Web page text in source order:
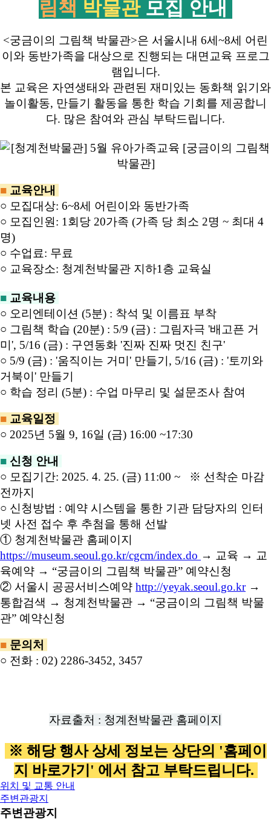
림책 박물관 모집 안내
<궁금이의 그림책 박물관>은 서울시내 6세~8세 어린
이와 동반가족을 대상으로 진행되는 대면교육 프로그
램입니다.
본 교육은 자연생태와 관련된 재미있는 동화책 읽기와
놀이활동, 만들기 활동을 통한 학습 기회를 제공합니
다. 많은 참여와 관심 부탁드립니다.
■ 교육안내
○ 모집대상: 6~8세 어린이와 동반가족
○ 모집인원: 1회당 20가족 (가족 당 최소 2명 ~ 최대 4
명)
○ 수업료: 무료
○ 교육장소: 청계천박물관 지하1층 교육실
■ 교육내용
○ 오리엔테이션 (5분) : 착석 및 이름표 부착
○ 그림책 학습 (20분) : 5/9 (금) : 그림자극 '배고픈 거
미', 5/16 (금) : 구연동화 '진짜 진짜 멋진 친구'
○ 5/9 (금) : '움직이는 거미' 만들기 , 5/16 (금) : '토끼와
거북이' 만들기
○ 학습 정리 (5분) : 수업 마무리 및 설문조사 참여
■ 교육일정
○ 2025년 5월 9, 16일 (금) 16:00 ~17:30
■ 신청 안내
○ 모집기간: 2025. 4. 25. (금) 11:00 ~ ※ 선착순 마감
전까지
○ 신청방법 : 예약 시스템을 통한 기관 담당자의 인터
넷 사전 접수 후 추첨을 통해 선발
① 청계천박물관 홈페이지
https://museum.seoul.go.kr/cgcm/index.do → 교육 → 교
육예약 → “궁금이의 그림책 박물관” 예약신청
② 서울시 공공서비스예약 http://yeyak.seoul.go.kr →
통합검색 → 청계천박물관 → “궁금이의 그림책 박물
관” 예약신청
■ 문의처
○ 전화 : 02) 2286-3452, 3457
자료출처 : 청계천박물관 홈페이지
※ 해당 행사 상세 정보는 상단의 '홈페이
지 바로가기' 에서 참고 부탁드립니다.
위치 및 교통 안내
주변관광지
주변관광지